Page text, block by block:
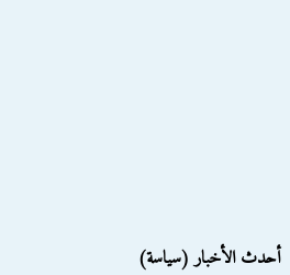
أحدث الأخبار (سياسة)